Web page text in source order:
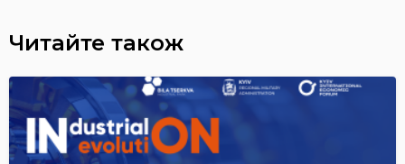
Читайте також